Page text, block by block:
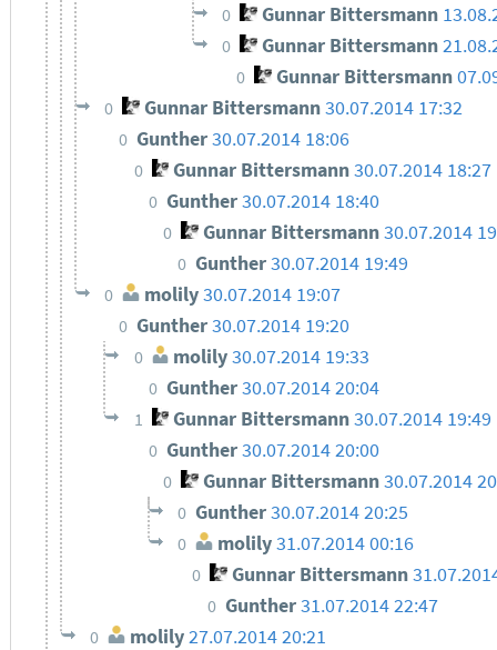
0 Gunnar Bittersmann
0 Gunnar Bittersmann
0 Gunnar Bittersmann
0 Gunnar Bittersmann30.07.2014 17:32
0 Gunther30.07.2014 18:06
0 Gunnar Bittersmann30.07.2014 18:27
0 Gunther30.07.2014 18:40
0 Gunnar Bittersmann30.07.2014
0 Gunther30.07.2014 19:49
0 molily30.07.2014 19:07
0 Gunther30.07.2014 19:20
0 molily30.07.2014 19:33
0 Gunther30.07.2014 20:04
1 Gunnar Bittersmann30.07.2014 19:49
0 Gunther30.07.2014 20:00
0 Gunnar Bittersmann30.07.2014
0 Gunther30.07.2014 20:25
0 molily31.07.2014 00:16
0 Gunnar Bittersmann
0 Gunther31.07.2014 22:47
0 molily27.07.2014 20:21